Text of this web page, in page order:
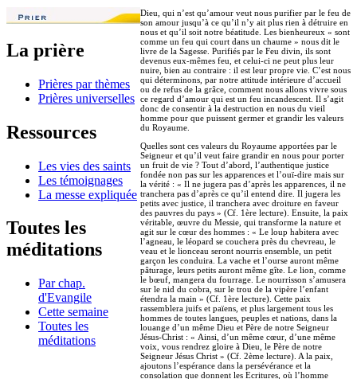
La prière
Prières par thèmes
Prières universelles
Ressources
Les vies des saints
Les témoignages
La messe expliquée
Toutes les
méditations
Par chap.
d'Evangile
Cette semaine
Toutes les
méditations
Dieu, qui n’est qu’amour veut nous purifier par le feu de
son amour jusqu’à ce qu’il n’y ait plus rien à détruire en
nous et qu’il soit notre béatitude. Les bienheureux « sont
comme un feu qui court dans un chaume » nous dit le
livre de la Sagesse. Purifiés par le Feu divin, ils sont
devenus eux-mêmes feu, et celui-ci ne peut plus leur
nuire, bien au contraire : il est leur propre vie. C’est nous
qui déterminons, par notre attitude intérieure d’accueil
ou de refus de la grâce, comment nous allons vivre sous
ce regard d’amour qui est un feu incandescent. Il s’agit
donc de consentir à la destruction en nous du vieil
homme pour que puissent germer et grandir les valeurs
du Royaume.
Quelles sont ces valeurs du Royaume apportées par le
Seigneur et qu’il veut faire grandir en nous pour porter
un fruit de vie ? Tout d’abord, l’authentique justice
fondée non pas sur les apparences et l’ouï-dire mais sur
la vérité : « Il ne jugera pas d’après les apparences, il ne
tranchera pas d’après ce qu’il entend dire. Il jugera les
petits avec justice, il tranchera avec droiture en faveur
des pauvres du pays » (Cf. 1ère lecture). Ensuite, la paix
véritable, œuvre du Messie, qui transforme la nature et
agit sur le cœur des hommes : « Le loup habitera avec
l’agneau, le léopard se couchera près du chevreau, le
veau et le lionceau seront nourris ensemble, un petit
garçon les conduira. La vache et l’ourse auront même
pâturage, leurs petits auront même gîte. Le lion, comme
le bœuf, mangera du fourrage. Le nourrisson s’amusera
sur le nid du cobra, sur le trou de la vipère l’enfant
étendra la main » (Cf. 1ère lecture). Cette paix
rassemblera juifs et païens, et plus largement tous les
hommes de toutes langues, peuples et nations, dans la
louange d’un même Dieu et Père de notre Seigneur
Jésus-Christ : « Ainsi, d’un même cœur, d’une même
voix, vous rendrez gloire à Dieu, le Père de notre
Seigneur Jésus Christ » (Cf. 2ème lecture). A la paix,
ajoutons l’espérance dans la persévérance et la
consolation que donnent les Ecritures, où l’homme